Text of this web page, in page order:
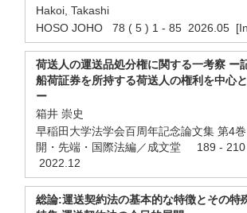
Hakoi, Takashi
HOSO JOHO 78 ( 5 ) 1 - 85 2026.05
荷送人の運送品処分権に関する一考察 ー
船荷証券を所持する荷送人の権利を中心
ー
箱井 崇史
早稲田大学法学会百周年記念論文集 第4
開・先端・国際法編／成文堂 189 - 210
2022.12
総論:運送契約法の基本的な特徴とその